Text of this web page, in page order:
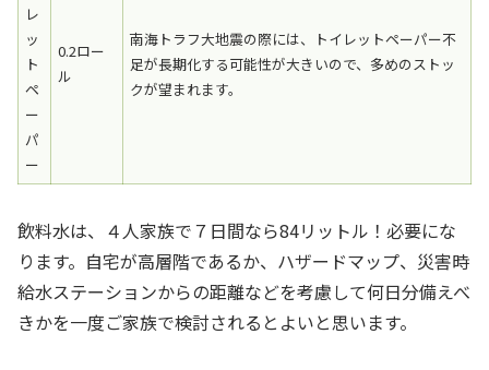
レ
ッ
ト
ペ
ー
パ
ー
0.2ロー
ル
南海トラフ大地震の際には、トイレットペーパー不
足が長期化する可能性が大きいので、多めのストッ
クが望まれます。
飲料水は、４人家族で７日間なら84リットル！必要にな
ります。自宅が高層階であるか、ハザードマップ、災害時
給水ステーションからの距離などを考慮して何日分備えべ
きかを一度ご家族で検討されるとよいと思います。